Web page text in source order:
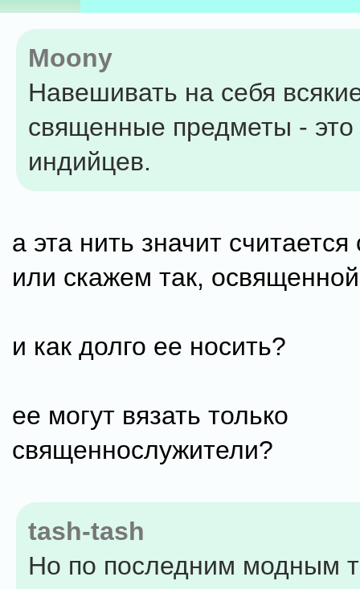
Moony
Навешивать на себя
священные предметы - это
индийцев.
а эта нить значит
или скажем так,
и как долго ее носить?
ее могут вязать только
священнослужители?
tash-tash
Но по последним модным